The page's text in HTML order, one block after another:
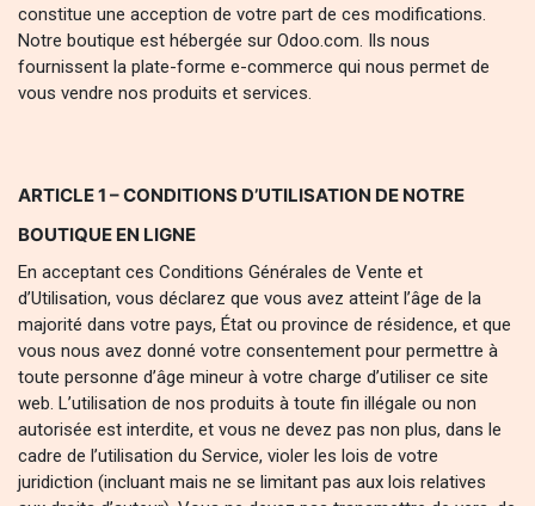
constitue une acception de votre part de ces modifications.
Notre boutique est hébergée sur Odoo.com. Ils nous
fournissent la plate-forme e-commerce qui nous permet de
vous vendre nos produits et services.
ARTICLE 1 – CONDITIONS D’UTILISATION DE NOTRE
BOUTIQUE EN LIGNE
En acceptant ces Conditions Générales de Vente et
d’Utilisation, vous déclarez que vous avez atteint l’âge de la
majorité dans votre pays, État ou province de résidence, et que
vous nous avez donné votre consentement pour permettre à
toute personne d’âge mineur à votre charge d’utiliser ce site
web. L’utilisation de nos produits à toute fin illégale ou non
autorisée est interdite, et vous ne devez pas non plus, dans le
cadre de l’utilisation du Service, violer les lois de votre
juridiction (incluant mais ne se limitant pas aux lois relatives